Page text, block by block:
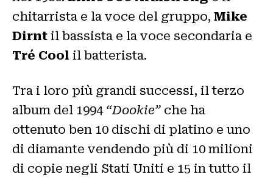
chitarrista e la voce del gruppo, Mike
Dirnt il bassista e la voce secondaria e
Tré Cool il batterista.
Tra i loro più grandi successi, il terzo
album del 1994 “Dookie” che ha
ottenuto ben 10 dischi di platino e uno
di diamante vendendo più di 10 milioni
di copie negli Stati Uniti e 15 in tutto il